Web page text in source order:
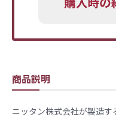
商品説明
ニッタン株式会社が製造す